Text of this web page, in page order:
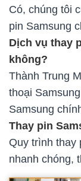
Có, chúng tôi
pin Samsung
Dịch vụ thay
không?
Thành Trung
thoại
Samsung
Thay pin
Quy trình thay
nhanh chóng,